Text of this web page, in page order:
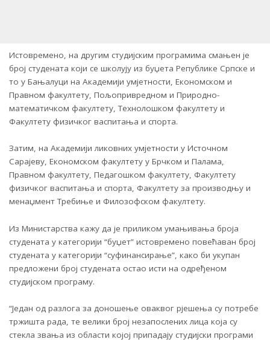
Истовремено, на другим студијским програмима смањен је
број студената који се школују из буџета Републике Српске и
то у Бањалуци на Академији умјетности, Економском и
Правном факултету, Пољопривредном и Природно-
математичком факултету, Технолошком факултету и
Факултету физичког васпитања и спорта.
Затим, на Академији ликовних умјетности у Источном
Сарајеву, Економском факултету у Брчком и Палама,
Правном факултету, Педагошком факултету, Факултету
физичког васпитања и спорта, Факултету за производњу и
менаџмент Требиње и Филозофском факултету.
Из Министарства кажу да је приликом умањивања броја
студената у категорији “буџет” истовремено повећаван број
студената у категорији “суфинансирање”, како би укупан
предложени број студената остао исти на одређеном
студијском програму.
“Један од разлога за доношење оваквог рјешења су потребе
тржишта рада, те велики број незапослених лица која су
стекла звања из области којој припадају студијски програми